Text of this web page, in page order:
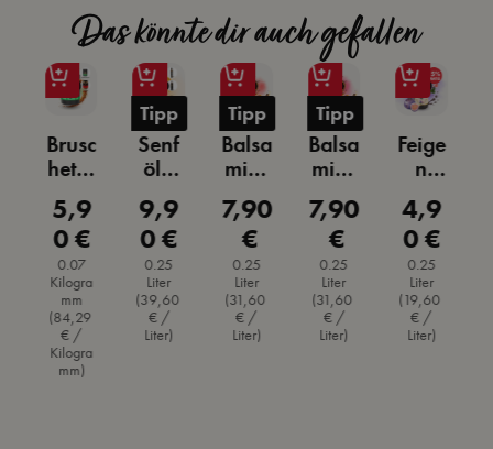
Das könnte dir auch gefallen
Preis:
Brusc
hetta
ürzm
ix
0.07
Kilogra
mm
(84,29
€ /
Kilogra
mm)
Regulärer Preis:
5,9
0 €
Tipp
Senf
öl -
epres
st
0.25
Liter
(39,60
€ /
Liter)
Regulärer Preis:
9,9
0 €
Tipp
Balsa
mico
a
Erdb
eere
0.25
Liter
(31,60
€ /
Liter)
Regulärer Preis:
7,90
€
Tipp
Balsa
mico
a
Himb
eere
0.25
Liter
(31,60
€ /
Liter)
Regulärer Preis:
7,90
€
Feige
n
mico
25%
GRAT
IS
0.25
Liter
(19,60
€ /
Liter)
Regulärer
4,9
0 €